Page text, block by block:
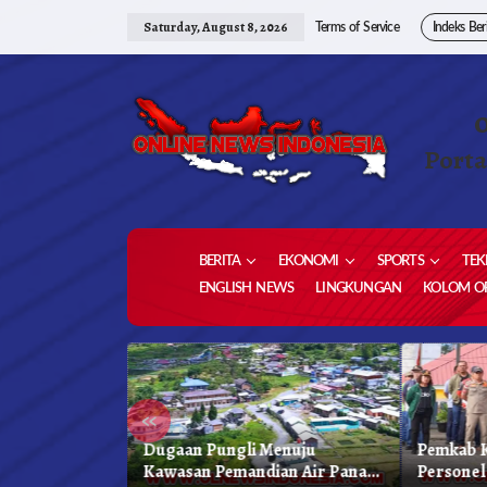
Saturday, August 8, 2026 Terms of Service Indeks
BERITA EKONOMI SPORTS
ENGLISH NEWS
LINGKUNGAN KOLOM
«
Dugaan Pungli Menuju
Kawasan Pemandian Air Panas
Pemkab